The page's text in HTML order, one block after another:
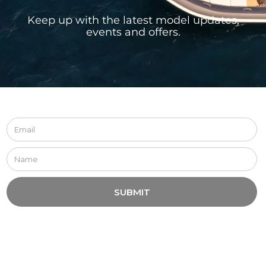
Keep up with the latest model updates,
events and offers.